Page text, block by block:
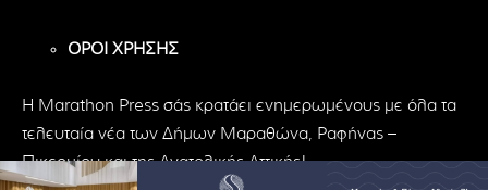
ΟΡΟΙ ΧΡΗΣΗΣ
H Marathon Press σάς κρατάει ενημερωμένους με όλα τα
τελευταία νέα των Δήμων Μαραθώνα, Ραφήνας –
Πικερμίου και της Ανατολικής Αττικής!